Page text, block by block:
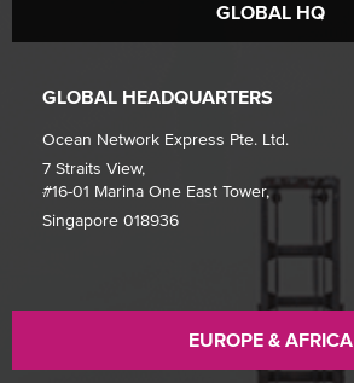
GLOBAL HQ
GLOBAL HEADQUARTERS
Ocean Network Express Pte. Ltd.
7 Straits View,
#16-01 Marina One East Tower,
Singapore 018936
EUROPE & AFRICA